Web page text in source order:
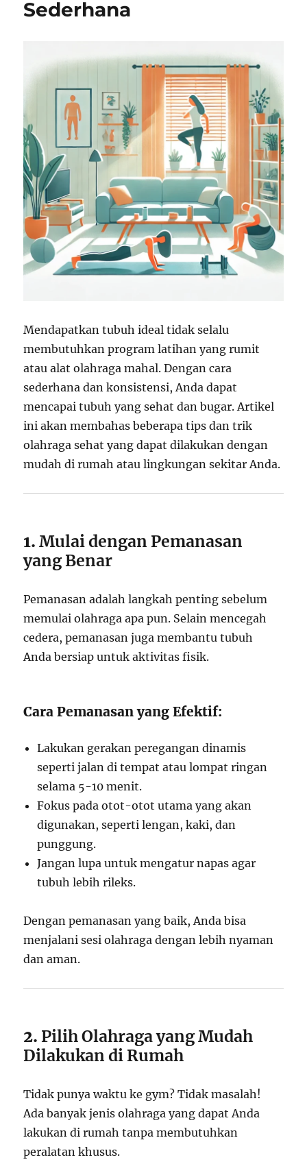
Sederhana
Mendapatkan tubuh ideal tidak selalu
membutuhkan program latihan yang rumit
atau alat olahraga mahal. Dengan cara
sederhana dan konsistensi, Anda dapat
mencapai tubuh yang sehat dan bugar. Artikel
ini akan membahas beberapa tips dan trik
olahraga sehat yang dapat dilakukan dengan
mudah di rumah atau lingkungan sekitar Anda.
1.Mulai dengan Pemanasan
yang Benar
Pemanasan adalah langkah penting sebelum
memulai olahraga apa pun. Selain mencegah
cedera, pemanasan juga membantu tubuh
Anda bersiap untuk aktivitas fisik.
Cara Pemanasan yang Efektif:
Lakukan gerakan peregangan dinamis
seperti jalan di tempat atau lompat ringan
selama 5-10 menit.
Fokus pada otot-otot utama yang akan
digunakan, seperti lengan, kaki, dan
punggung.
Jangan lupa untuk mengatur napas agar
tubuh lebih rileks.
Dengan pemanasan yang baik, Anda bisa
menjalani sesi olahraga dengan lebih nyaman
dan aman.
2. Pilih Olahraga yang Mudah
Dilakukan di Rumah
Tidak punya waktu ke gym? Tidak masalah!
Ada banyak jenis olahraga yang dapat Anda
lakukan di rumah tanpa membutuhkan
peralatan khusus.